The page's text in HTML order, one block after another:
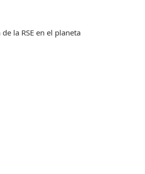
la RSE en el planeta